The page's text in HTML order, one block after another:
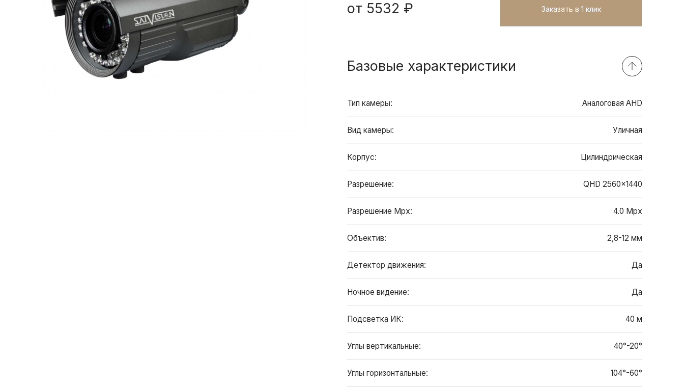
от 5532 ₽ Заказать в 1 клик
Базовые характеристики
Тип камеры: Аналоговая AHD
Вид камеры: Уличная
Корпус: Цилиндрическая
Разрешение: QHD 2560x1440
Разрешение Mpx: 4.0 Mpx
Объектив: 2,8-12 мм
Детектор движения: Да
Ночное видение: Да
Подсветка ИК: 40 м
Углы вертикальные: 40°-20°
Углы горизонтальные: 104°-60°